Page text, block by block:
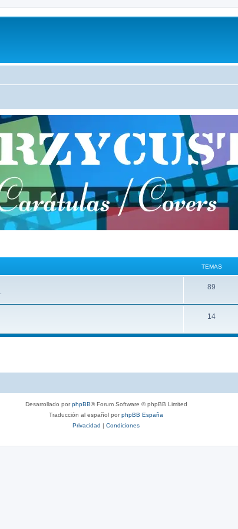
TEMAS
89
14
Desarrollado porphpBB® Forum Software © phpBB Limited
Traducción al español porphpBB España
Privacidad | Condiciones